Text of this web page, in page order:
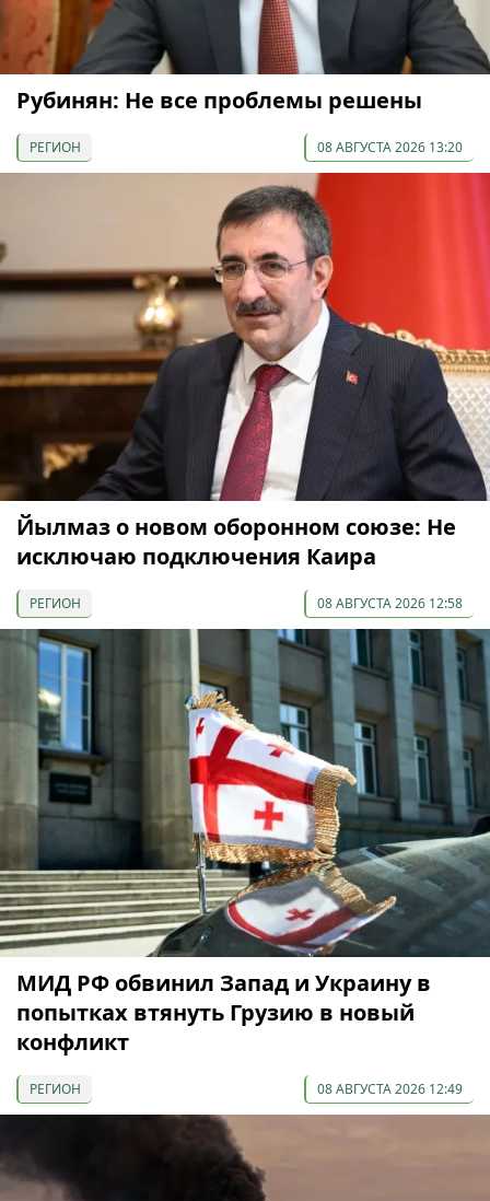
Рубинян: Не все проблемы решены
РЕГИОН 08 АВГУСТА 2026 13:20
Йылмаз о новом оборонном союзе: Не
исключаю подключения Каира
РЕГИОН 08 АВГУСТА 2026 12:58
МИД РФ обвинил Запад и Украину в
попытках втянуть Грузию в новый
конфликт
РЕГИОН 08 АВГУСТА 2026 12:49